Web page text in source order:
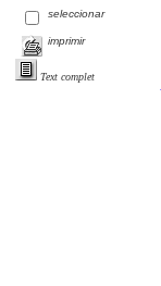
seleccionar
imprimir
Text complet